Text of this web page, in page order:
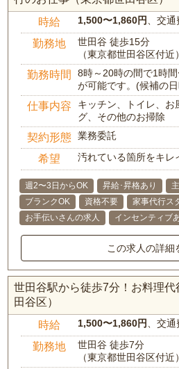
時給 1,500〜1,860円 、交
勤務地
世田谷 徒歩15分
（東京都世田谷区付近）
勤務時間
8時～20時の間で1時
が可能です。(候補の
仕事内容
キッチン、トイレ、お
グ、その他のお掃除
契約形態 業務委託
希望 汚れている箇所をキレ
週2〜3日からOK 昇給･昇格あり
ブランクOK
資格不要
家事代行ス
お手伝いさんの求人
インセンティブ
この求人の詳細
世田谷駅から徒歩7分！お料理
田谷区）
時給 1,500〜1,860円 、交
勤務地
世田谷 徒歩7分
（東京都世田谷区付近）